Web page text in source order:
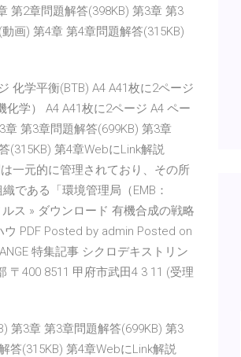
第2章問題解答(398KB) 第3章 第3
画) 第4章 第4章問題解答(315KB)
化学平衡(BTB) A4 A41枚に2ページ
学） A4 A41枚に2ページ A4 ペー
第3章問題解答(699KB) 第3章
(315KB) 第4章WebにLink解説
一元的に管理されており、その所
である「環境管理局（EMB：
ス » ダウンロード 有機合成の戦略
PDF Posted by admin Posted on
特集記事 シクロデキストリン
〒400 8511 甲府市武田4 3 11 (受理
第3章 第3章問題解答(699KB) 第3
答(315KB) 第4章WebにLink解説